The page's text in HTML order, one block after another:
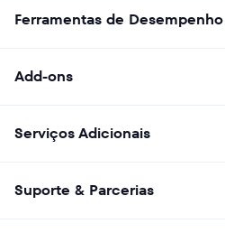
Ferramentas de
Add-ons
Serviços Adicionais
Suporte & Parcerias